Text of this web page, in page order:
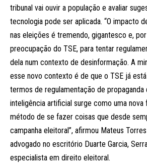
tribunal vai ouvir a população e avaliar
tecnologia pode ser aplicada. “O impacto
nas eleições é tremendo, gigantesco e,
preocupação do TSE, para tentar
dela num contexto de desinformação. A
esse novo contexto é de que o TSE já
termos de regulamentação de propaganda
inteligência artificial surge como uma nova
método de se fazer coisas que desde
campanha eleitoral”, afirmou Mateus
advogado no escritório Duarte Garcia,
especialista em direito eleitoral.